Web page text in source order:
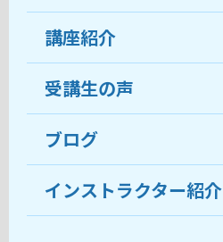
受講生の声
おすすめ・人気の講座
目的から講座を探す
教室ブログ
ココがおすすめ
料金
受講までの流れ
よくあるご質問
講座紹介
受講生の声
ブログ
インストラクター紹介